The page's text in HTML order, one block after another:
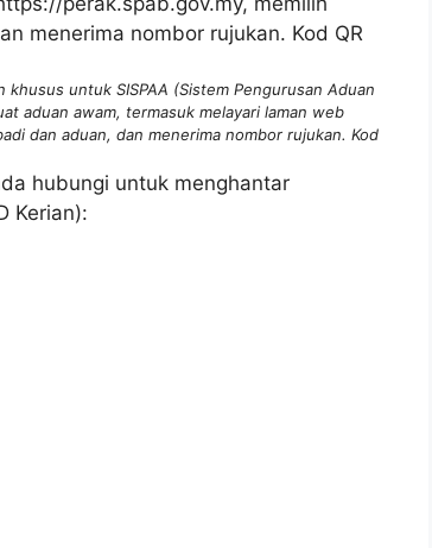
untuk SISPAA (Sistem Pengurusan Aduan
aduan awam, termasuk melayari laman web
dan aduan, dan menerima nombor rujukan. Kod
hubungi untuk menghantar
Kerian):